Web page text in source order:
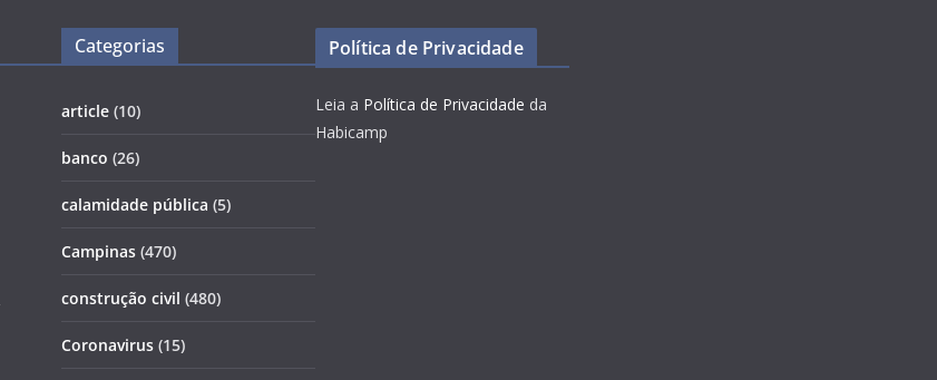
Categorias
article (10)
banco (26)
calamidade pública (5)
Campinas (470)
construção civil (480)
Coronavirus (15)
Política de Privacidade
Leia a Política de Privacidade da
Habicamp